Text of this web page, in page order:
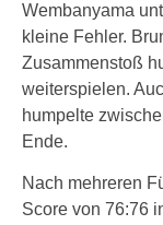
Wembanyama
kleine Fehler.
Zusammenstoß
weiterspielen.
humpelte
Ende.
Nach mehreren
Score von 76:76